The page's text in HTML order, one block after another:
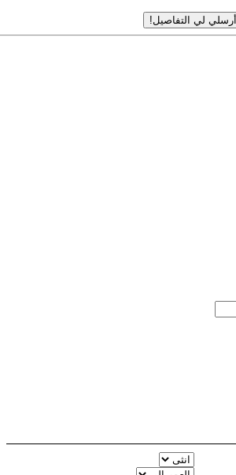
أرسلي لي التفاصيل!